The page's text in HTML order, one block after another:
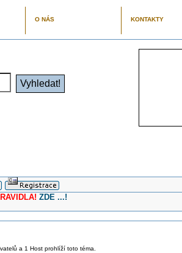
O NÁS KONTAKTY
ZDE ...!
a 1 Host prohlíží toto téma.